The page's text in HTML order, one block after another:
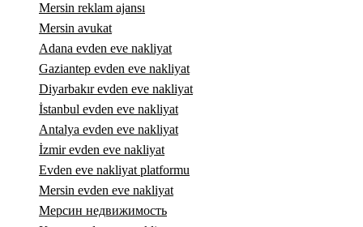
Mersin reklam ajansı
Mersin avukat
Adana evden eve nakliyat
Gaziantep evden eve nakliyat
Diyarbakır evden eve nakliyat
İstanbul evden eve nakliyat
Antalya evden eve nakliyat
İzmir evden eve nakliyat
Evden eve nakliyat platformu
Mersin evden eve nakliyat
Мерсин недвижимость